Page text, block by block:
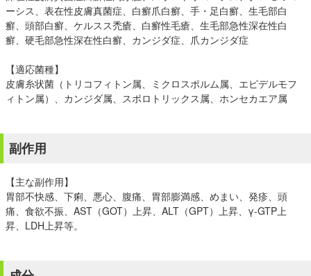
ーシス、表在性皮膚真菌症、白癬爪白癬、手・足白癬、生毛部白
癬、頭部白癬、ケルスス禿瘡、白癬性毛瘡、生毛部急性深在性白
癬、硬毛部急性深在性白癬、カンジダ症、爪カンジダ症
【適応菌種】
皮膚糸状菌（トリコフィトン属、ミクロスポルム属、エピデルモフ
ィトン属）、カンジダ属、スポロトリックス属、ホンセカエア属
副作用
【主な副作用】
胃部不快感、下痢、悪心、腹痛、胃部膨満感、めまい、発疹、頭
痛、食欲不振、AST（GOT）上昇、ALT（GPT）上昇、γ-GTP上
昇、LDH上昇等。